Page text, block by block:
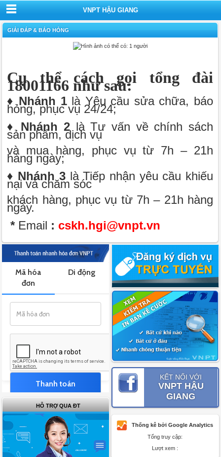
VNPT HẬU GIANG
GIẢI ĐÁP & BÁO HỎNG
Cụ thể cách gọi tổng đài
18001166 như sau:
♦ Nhánh 1là Yêu cầu sửa chữa, báo
hỏng, phục vụ 24/24;
♦ Nhánh 2 là Tư vấn về chính sách
sản phẩm, dịch vụ
và mua hàng, phục vụ từ 7h – 21h
hàng ngày;
♦ Nhánh 3 là Tiếp nhận yêu cầu khiếu
nại và chăm sóc
khách hàng, phục vụ từ 7h – 21h hàng
ngày.
* Email : cskh.hgi@vnpt.vn
HỖ TRỢ QUA ĐT
KẾT NỐI VỚI
VNPT HẬU
GIANG
Thống kê bởi Google Analytics
Tổng truy cập:
Lượt xem :